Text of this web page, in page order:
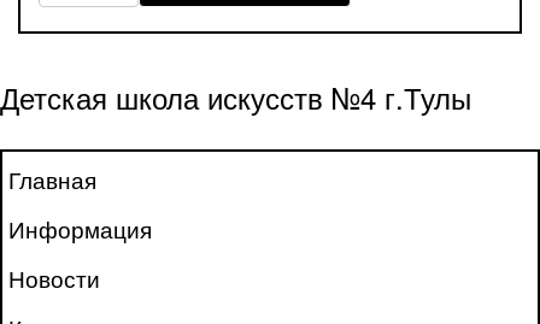
Детская школа искусств №4 г.Тулы
Главная
Информация
Новости